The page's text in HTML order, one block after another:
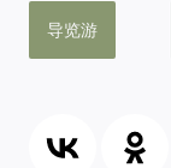
导览游